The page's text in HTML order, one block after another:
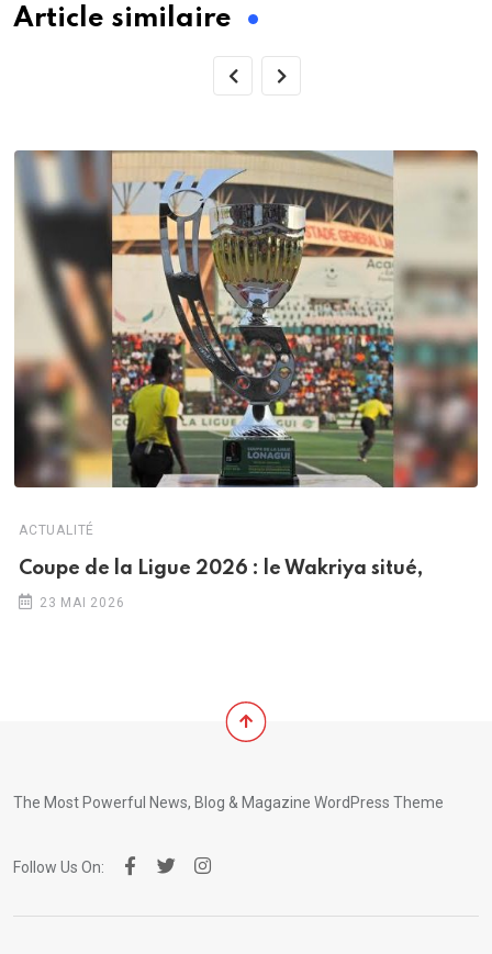
Article similaire
ACTUALITÉ
Coupe de la Ligue 2026 : le Wakriya situé,
23 MAI 2026
The Most Powerful News, Blog & Magazine WordPress Theme
Follow Us On: